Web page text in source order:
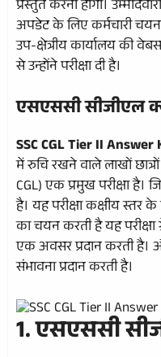
प्रस्तुत करनी होगी।
अपडेट के लिए कर्मचारी
उप-क्षेत्रीय कार्यालय की
से उन्होंने परीक्षा दी है।
एसएससी सीजीएल
SSC CGL Tier II Answer
में रुचि रखने वाले लाखों
CGL) एक प्रमुख परीक्षा है।
है। यह परीक्षा कक्षीय स्तर के
का चयन करती है यह परीक्षा
एक अवसर प्रदान करती
संभावना प्रदान करती है।
1. एसएससी